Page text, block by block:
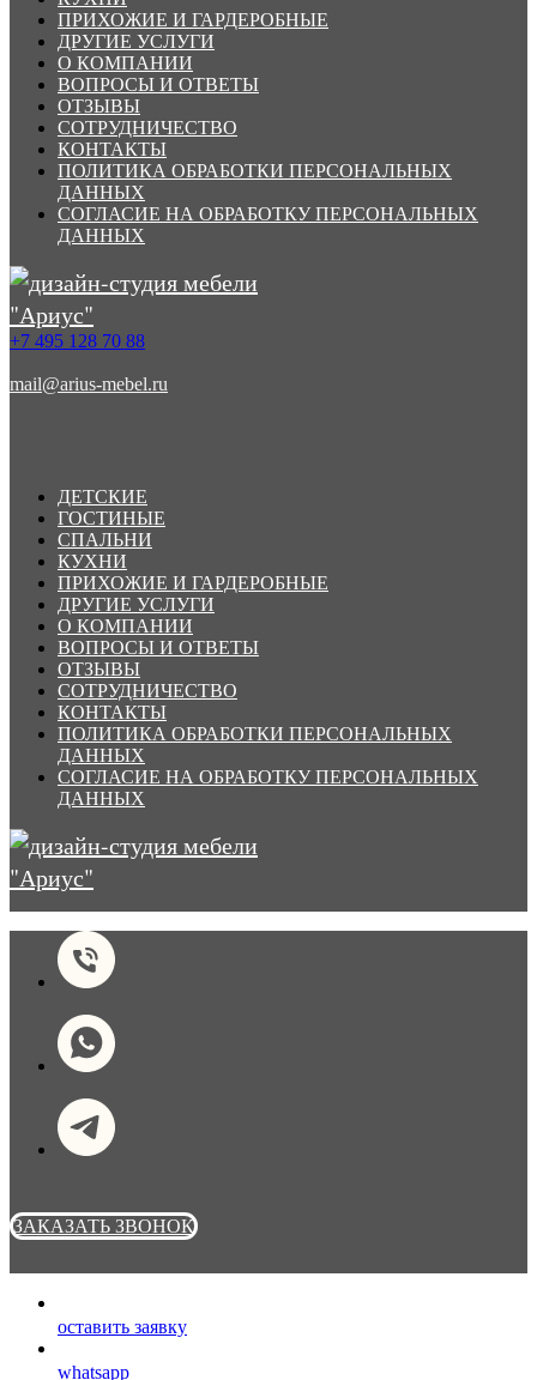
ПРИХОЖИЕ И ГАРДЕРОБНЫЕ
ДРУГИЕ УСЛУГИ
О КОМПАНИИ
ВОПРОСЫ И ОТВЕТЫ
ОТЗЫВЫ
СОТРУДНИЧЕСТВО
КОНТАКТЫ
ПОЛИТИКА ОБРАБОТКИ ПЕРСОНАЛЬНЫХ
ДАННЫХ
СОГЛАСИЕ НА ОБРАБОТКУ ПЕРСОНАЛЬНЫХ
ДАННЫХ
+7 495 128 70 88
mail@arius-mebel.ru
ДЕТСКИЕ
ГОСТИНЫЕ
СПАЛЬНИ
КУХНИ
ПРИХОЖИЕ И ГАРДЕРОБНЫЕ
ДРУГИЕ УСЛУГИ
О КОМПАНИИ
ВОПРОСЫ И ОТВЕТЫ
ОТЗЫВЫ
СОТРУДНИЧЕСТВО
КОНТАКТЫ
ПОЛИТИКА ОБРАБОТКИ ПЕРСОНАЛЬНЫХ
ДАННЫХ
СОГЛАСИЕ НА ОБРАБОТКУ ПЕРСОНАЛЬНЫХ
ДАННЫХ
ЗАКАЗАТЬ ЗВОНОК
оставить заявку
whatsapp